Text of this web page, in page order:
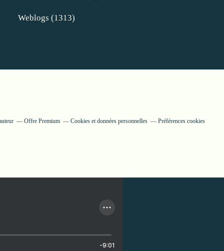
Weblogs (1313)
Offre Premium Cookies et données personnelles Préférences cookies
-9:01